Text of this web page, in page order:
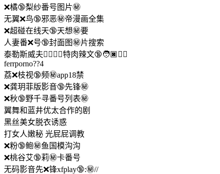
❌橘🔞梨纱番号图片㊙️
无翼❌鸟🔞邪恶㊙️帝漫画全集
❌超碰在线天🔞天想㊙️要
人妻番❌号🔞封面图㊙️片搜索
泰勒斯威夫🤹🏼‍♂❌特肉辣文🔞🧑🏿㊙️‍⚕️
ferrporno??4
荔❌枝视🔞频㊙️app18禁
❌龚玥菲版影音🔞先锋㊙️
❌秋🔞野千寻番号列表㊙️
翼舞和蓝井优太合作的剧
黑丝美女脱衣诱惑
打女人嫩秘 光屁屁调教
❌粉🔞鲍㊙️鱼国模沟沟
❌桃谷艾🔞莉㊙️卡番号
无码影音先❌锋xfplay🔞:㊙️//